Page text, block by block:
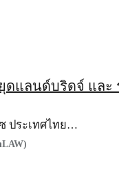
ดแลนด์บริดจ์ และ
ประเทศไทย…